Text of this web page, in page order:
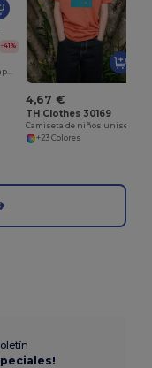
-41%
4,67 €
TH Clothes 30169
Camiseta de niños unisex
+23 Colores